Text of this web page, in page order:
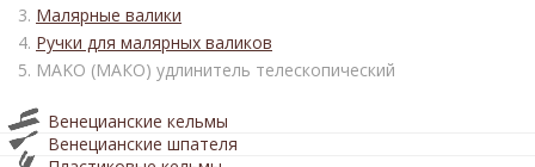
Малярные валики
Ручки для малярных валиков
MAKO (МАКО) удлинитель телескопический
Венецианские кельмы
Венецианские шпателя